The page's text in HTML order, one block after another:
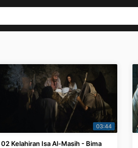
03:44
02 Kelahiran Isa Al-Masih - Bima